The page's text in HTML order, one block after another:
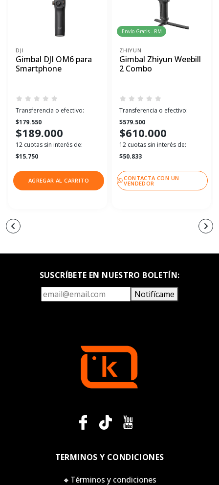
DJI
Gimbal DJI OM6 para
Smartphone
Transferencia o efectivo:
$179.550
$189.000
12 cuotas sin interés de:
$15.750
AGREGAR AL CARRITO
Envío Gratis - RM
ZHIYUN
Gimbal Zhiyun Weebill
2 Combo
Transferencia o efectivo:
$579.500
$610.000
12 cuotas sin interés de:
$50.833
CONTACTA CON UN
VENDEDOR
SUSCRÍBETE EN NUESTRO BOLETÍN:
Notifícame
TERMINOS Y CONDICIONES
🔸Términos y condiciones